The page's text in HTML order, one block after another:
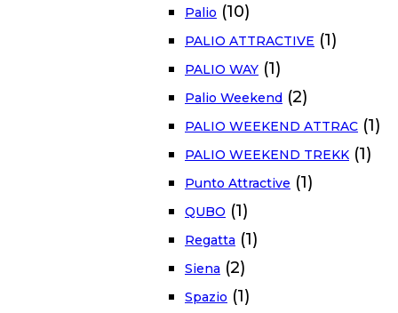
Palio (10)
PALIO ATTRACTIVE (1)
PALIO WAY (1)
Palio Weekend (2)
PALIO WEEKEND ATTRAC (1)
PALIO WEEKEND TREKK (1)
Punto Attractive (1)
QUBO (1)
Regatta (1)
Siena (2)
Spazio (1)